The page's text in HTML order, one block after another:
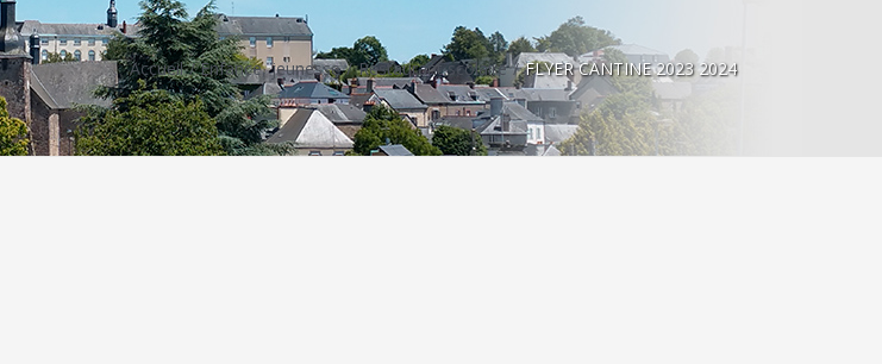
Accueil Enfance, jeunesse Restaurant scolaire FLYER CANTINE 2023 2024